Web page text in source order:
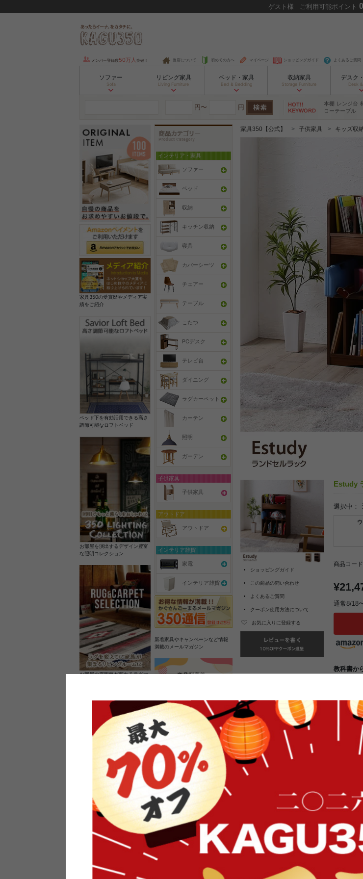
ゲスト 様 ご利用可能ポイント 0
メンバー登録数 50万人 突破！ 当店について 初めての方へ マイページ ショッピングガイド よくあるご質問
ソファー
Sofa
リビング家具
Living Furniture
ベッド・家具
Bed & Bedding
収納家具
Storage Furniture
デスク
Desk
円〜 円 本棚 レンジ台
ローテーブル
家具350の受賞歴やメディア実
績をご紹介
ベッド下を有効活用できる高さ
調節可能なロフトベッド
お部屋を演出するデザイン豊富
な照明コレクション
お部屋の雰囲気が変わるラグマ
素材の良さを活かしたウッドソ
ケットのペンダントライト
インフォメーション
よくあるご質問
インテリア・家具
ソファー
ベッド
収納
キッチン収納
寝具
カバーシーツ
チェアー
テーブル
こたつ
PCデスク
テレビ台
ダイニング
ラグカーペット
カーテン
照明
ガーデン
子供家具
子供家具
アウトドア
アウトドア
インテリア雑貨
家電
インテリア雑貨
新着家具やキャンペーンなど情報
満載のメールマガジン
家具のレビューを書くと10%OFFク
ーポンプレゼント
オフィスやモデルハウスなどイン
家具350【公式】 子供家具 キッズ収
ショッピングガイド
この商品の問い合わせ
よくあるご質問
クーポン使用方法について
お気に入りに登録する
Estudy
選択中：
商品コー
通常8/18
教科書か
に分かれ
やハー
袋、上
アイテ
付ける習